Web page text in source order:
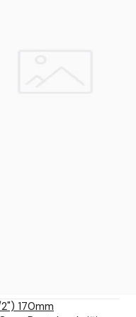
170mm